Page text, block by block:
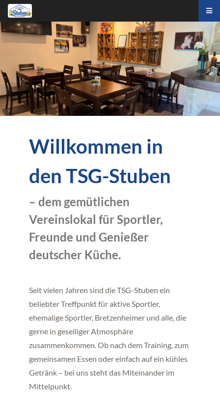
Willkommen in
den TSG-Stuben
– dem gemütlichen
Vereinslokal für Sportler,
Freunde und Genießer
deutscher Küche.
Seit vielen Jahren sind die TSG-Stuben ein
beliebter Treffpunkt für aktive Sportler,
ehemalige Sportler, Bretzenheimer und alle, die
gerne in geselliger Atmosphäre
zusammenkommen. Ob nach dem Training, zum
gemeinsamen Essen oder einfach auf ein kühles
Getränk – bei uns steht das Miteinander im
Mittelpunkt.